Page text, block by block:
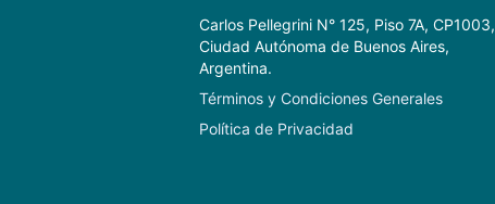
Carlos Pellegrini N° 125, Piso 7A, CP1003,
Ciudad Autónoma de Buenos Aires,
Argentina.
Términos y Condiciones Generales
Política de Privacidad